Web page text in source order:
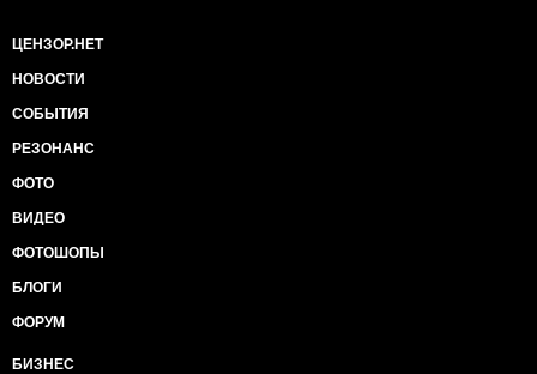
ЦЕНЗОР.НЕТ
НОВОСТИ
СОБЫТИЯ
РЕЗОНАНС
ФОТО
ВИДЕО
ФОТОШОПЫ
БЛОГИ
ФОРУМ
БИЗНЕС